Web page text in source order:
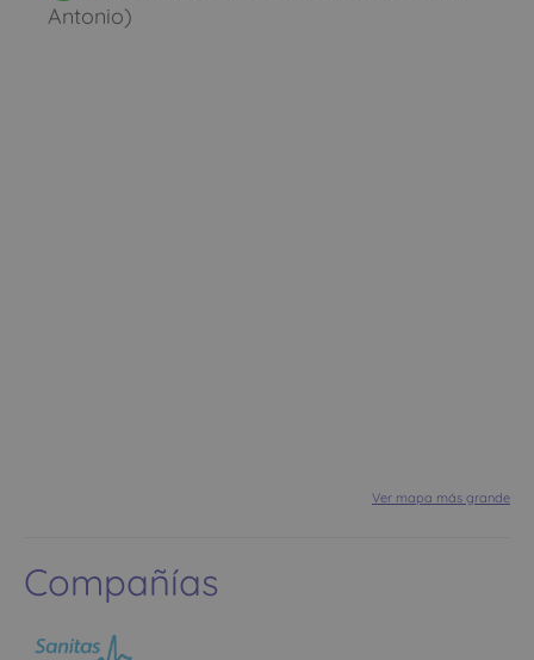
Antonio)
Ver mapa más grande
Compañías